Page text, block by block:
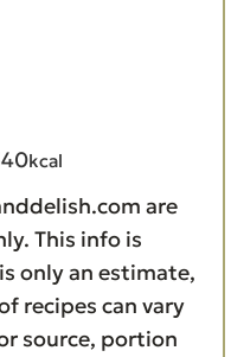
kcal
are
This info is
only an estimate,
recipes can vary
source, portion